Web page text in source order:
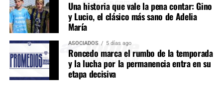
Una historia que vale la pena contar: Gino
y Lucio, el clásico más sano de Adelia
María
ASOCIADOS 5 días ago
Roncedo marca el rumbo de la temporada
y la lucha por la permanencia entra en su
etapa decisiva